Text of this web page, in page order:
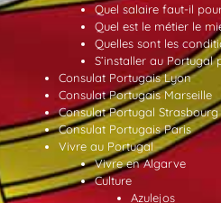
Quel salaire faut-il
Quel est le métier le
Quelles sont les
S’installer au Portugal
Consulat Portugais Lyon
Consulat Portugais Marseille
Consulat Portugal Strasbourg
Consulat Portugais Paris
Vivre au Portugal
Vivre en Algarve
Culture
Azulejos